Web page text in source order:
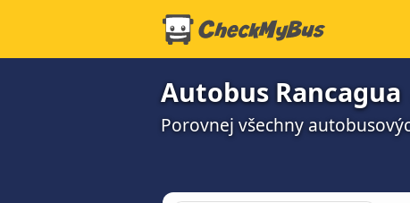
Autobus Rancagua
Porovnej všechny